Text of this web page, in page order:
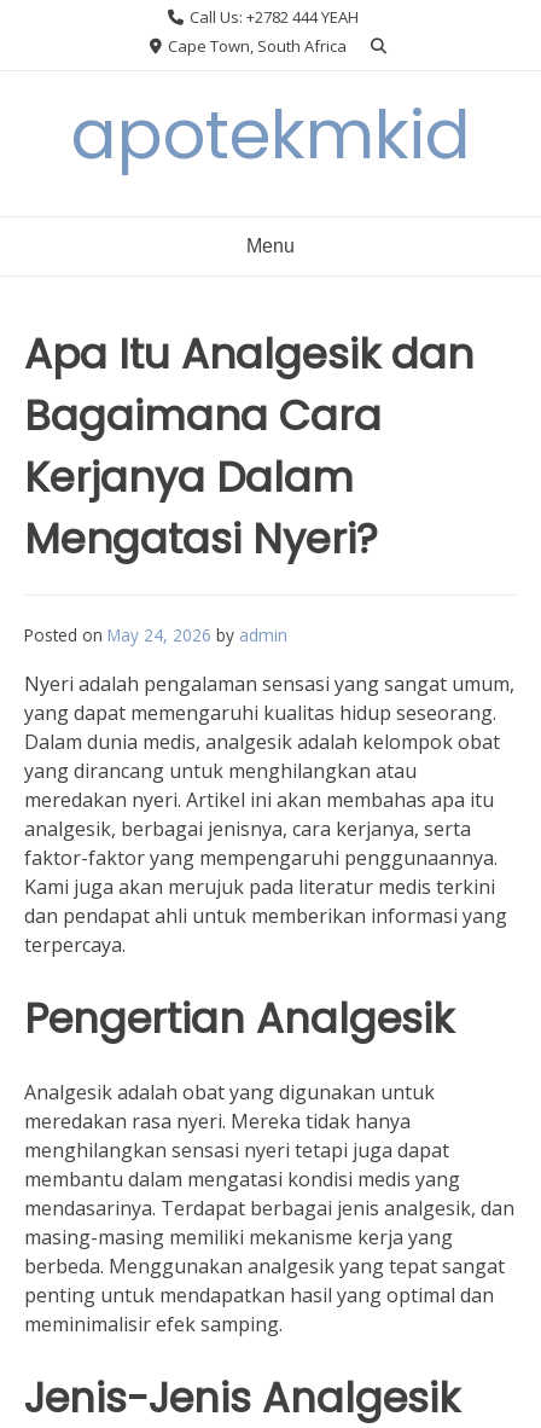
Call Us: +2782 444 YEAH
Cape Town, South Africa
apotekmkid
Menu
Apa Itu Analgesik dan
Bagaimana Cara
Kerjanya Dalam
Mengatasi Nyeri?
Posted on May 24, 2026 by admin
Nyeri adalah pengalaman sensasi yang sangat umum,
yang dapat memengaruhi kualitas hidup seseorang.
Dalam dunia medis, analgesik adalah kelompok obat
yang dirancang untuk menghilangkan atau
meredakan nyeri. Artikel ini akan membahas apa itu
analgesik, berbagai jenisnya, cara kerjanya, serta
faktor-faktor yang mempengaruhi penggunaannya.
Kami juga akan merujuk pada literatur medis terkini
dan pendapat ahli untuk memberikan informasi yang
terpercaya.
Pengertian Analgesik
Analgesik adalah obat yang digunakan untuk
meredakan rasa nyeri. Mereka tidak hanya
menghilangkan sensasi nyeri tetapi juga dapat
membantu dalam mengatasi kondisi medis yang
mendasarinya. Terdapat berbagai jenis analgesik, dan
masing-masing memiliki mekanisme kerja yang
berbeda. Menggunakan analgesik yang tepat sangat
penting untuk mendapatkan hasil yang optimal dan
meminimalisir efek samping.
Jenis-Jenis Analgesik